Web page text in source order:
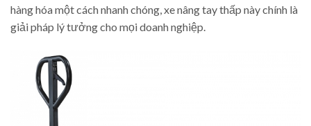
hàng hóa một cách nhanh chóng, xe nâng tay thấp này chính là
giải pháp lý tưởng cho mọi doanh nghiệp.